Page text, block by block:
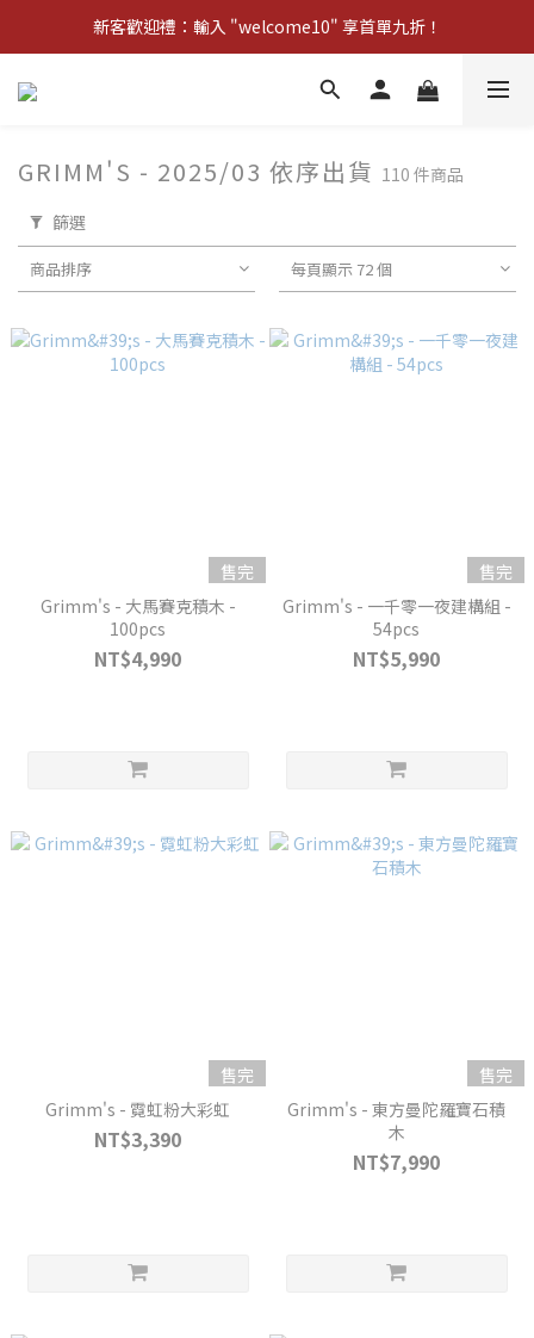
新客歡迎禮：輸入 "welcome10" 享首單九折！
新客歡迎禮：輸入 "welcome10" 享首單九折！
Pom d'Api 畢業特典 · 全品項買一送一
GRIMM'S - 2025/03 依序出貨 110 件商品
篩選
商品排序 每頁顯示 72 個
售完
Grimm's - 大馬賽克積木 -
100pcs
NT$4,990
售完
Grimm's - 一千零一夜建構組 -
54pcs
NT$5,990
售完
Grimm's - 霓虹粉大彩虹
NT$3,390
售完
Grimm's - 東方曼陀羅寶石積
木
NT$7,990